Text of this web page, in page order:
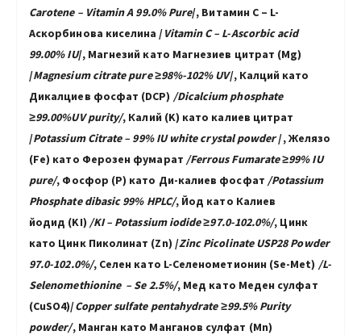
Carotene – Vitamin A 99.0% Pure/, Витамин C – L-
Аскорбинова киселина /Vitamin C – L-Ascorbic acid
99.00% IU/, Магнезий като Магнезиев цитрат (Mg)
/Magnesiumcitratepure≥98%-102% UV/, Калций като
Дикалциев фосфат (DCP) /Dicalcium phosphate
≥99.00%UV purity/, Калий (K) като калиев цитрат
/Potassium Citrate – 99% IU white crystal powder/, Желязо
(Fe) като Ферозен фумарат /Ferrous Fumarate ≥99%IU
pure/, Фосфор (P) като Ди-калиев фосфат /Potassium
Phosphate dibasic 99% HPLC/, Йод като Калиев
йодид (KI) /KI – Potassium iodide≥97.0-102.0%/, Цинк
като Цинк Пиколинат (Zn) /Zinc Picolinate USP28 Powder
97.0-102.0%/, Селен като L-Селенометионин (Se-Met) /L-
Selenomethionine – Se 2.5%/, Мед като Меден сулфат
(CuSO4)/Сopper sulfatepentahydrate≥99.5% Purity
powder/, Манган като Манганов сулфат (Mn)